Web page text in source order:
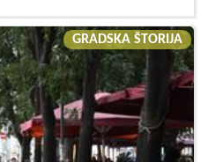
GRADSKA ŠTORIJA